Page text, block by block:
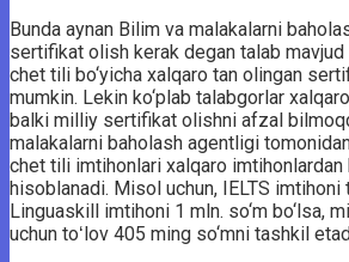
Bunda aynan Bilim va malakalarni
sertifikat olish kerak degan talab mavjud
chet tili bo‘yicha xalqaro tan olingan
mumkin. Lekin ko‘plab talabgorlar
balki milliy sertifikat olishni afzal
malakalarni baholash agentligi
chet tili imtihonlari xalqaro imtihonlardan
hisoblanadi. Misol uchun, IELTS imtihoni
Linguaskill imtihoni 1 mln. so‘m bo‘lsa,
uchun toʻlov 405 ming so‘mni tashkil